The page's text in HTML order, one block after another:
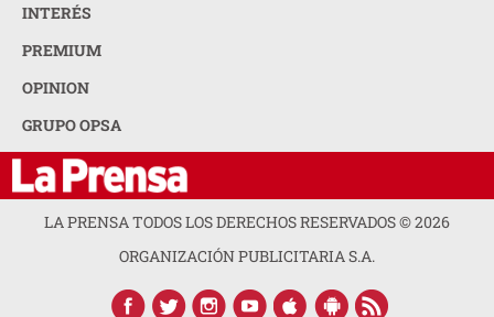
INTERÉS
PREMIUM
OPINION
GRUPO OPSA
LA PRENSA TODOS LOS DERECHOS RESERVADOS ©2026
ORGANIZACIÓN PUBLICITARIA S.A.